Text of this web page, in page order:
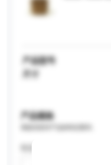
产品型号
产品规格